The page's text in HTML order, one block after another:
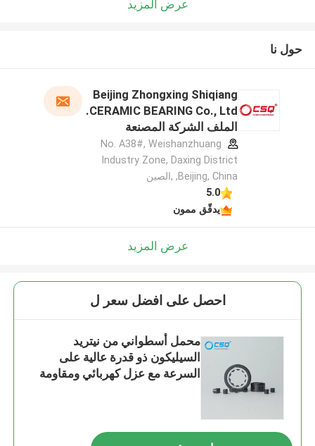
عرض المزيد
حول نا
Beijing Zhongxing Shiqiang
CERAMIC BEARING Co., Ltd.
الملف الشركة المصنعة
No. A38#, Weishanzhuang
Industry Zone, Daxing District
,Beijing, China ,الصين
5.0
يدقّق ممون
عرض المزيد
احصل على افضل سعر ل
محمل أسطواني من نيتريد
السيليكون ذو قدرة عالية على
السرعة مع عزل كهربائي ومقاومة